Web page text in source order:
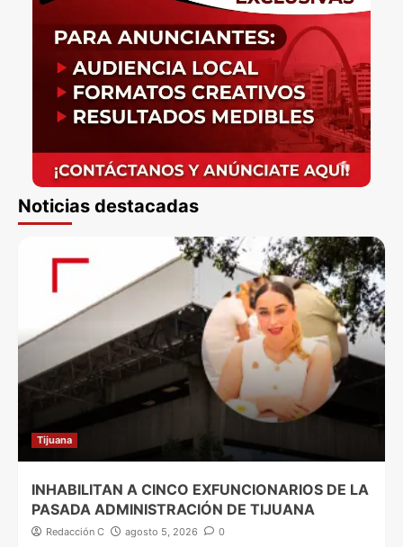
Noticias destacadas
Tijuana
INHABILITAN A CINCO EXFUNCIONARIOS DE LA
PASADA ADMINISTRACIÓN DE TIJUANA
Redacción C agosto 5, 2026 0